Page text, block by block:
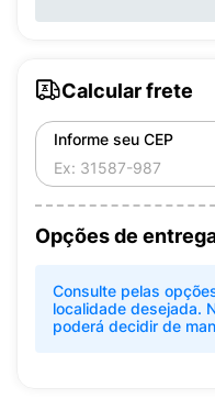
Calcular frete
Informe seu CEP
Opções de
Consulte pelas
localidade desejada.
poderá decidir de